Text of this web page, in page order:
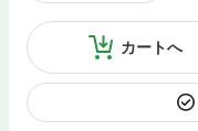
カートへ